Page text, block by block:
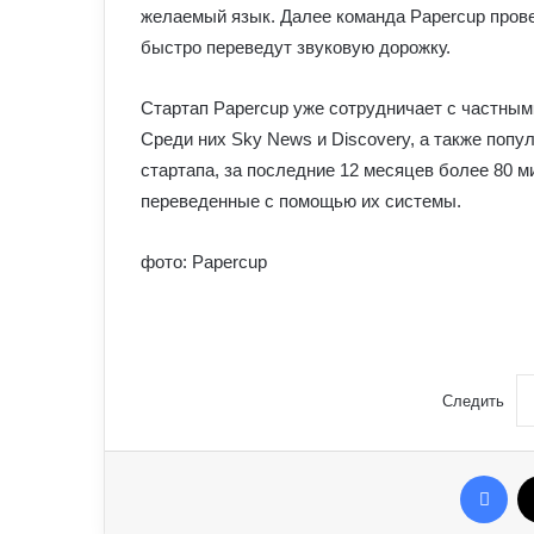
желаемый язык. Далее команда Papercup
быстро переведут звуковую дорожку.
Стартап Papercup уже сотрудничает с
Среди них Sky News и Discovery, а также
стартапа, за последние 12 месяцев более 80
переведенные с помощью их системы.
фото: Papercup
Следить